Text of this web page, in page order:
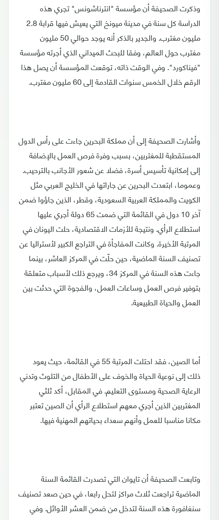
وذكرت الصحيفة أن مؤسسة "انترناشونس" تجري هذه
الدراسة كل سنة في مدينة ميونخ التي يعيش فيها قرابة 2.8
مليون مغترب. والجدير بالذكر أنه يوجد حوالي 50 مليون
مغترب حول العالم، وفقا للبحث الميداني الذي أجرته مؤسسة
"فيناكورد". وفي الوقت ذاته، توقعت المؤسسة أن يصل هذا
الرقم خلال الخمس سنوات القادمة إلى 60 مليون مغترب.
وأشارت الصحيفة إلى أن مملكة البحرين جاءت على رأس الدول
المستقطبة للمغتربين، بسبب وفرة فرص العمل بالإضافة
إلى إمكانية تأسيس أسرة، فضلا عن شعور الأجانب بالترحيب.
وعموما، ابتعدت البحرين عن جاراتها في الخليج العربي مثل
الكويت والمملكة العربية السعودية، وقطر، الذين جاؤوا ضمن
آخر 10 دول في القائمة التي ضمت 65 دولة أجري عليها
استطلاع الرأي. ونتيجة للأزمات الاقتصادية، حلت اليونان في
المرتبة الأخيرة. وكانت المفاجأة في التراجع الكبير لأستراليا عن
تصنيف السنة الماضية، حين حلّت في المركز العاشر، بينما
جاءت هذه السنة في المركز 34، ويرجع ذلك لأسباب متعلقة
بتوفير فرص العمل وساعات العمل، والفجوة التي حدثت بين
العمل والحياة الطبيعية.
أما الصين، فقد احتلت المرتبة 55 في القائمة، حيث يعود
ذلك إلى نوعية الحياة والخوف على الأطفال من التلوث وتدني
الرعاية الصحية ومستوى التعليم. في المقابل، أكد ثلثي
المغتربين الذين أجري معهم استطلاع الرأي أن الصين تعتبر
مكانا مناسبا للعمل وأنهم سعداء بحياتهم المهنية فيها.
وتابعت الصحيفة أن تايوان التي تصدرت القائمة السنة
الماضية تراجعت ثلاث مراكز لتحل رابعا، في حين صعد تصنيف
سنغافورة هذه السنة لتدخل من ضمن العشر الأوائل. وفي